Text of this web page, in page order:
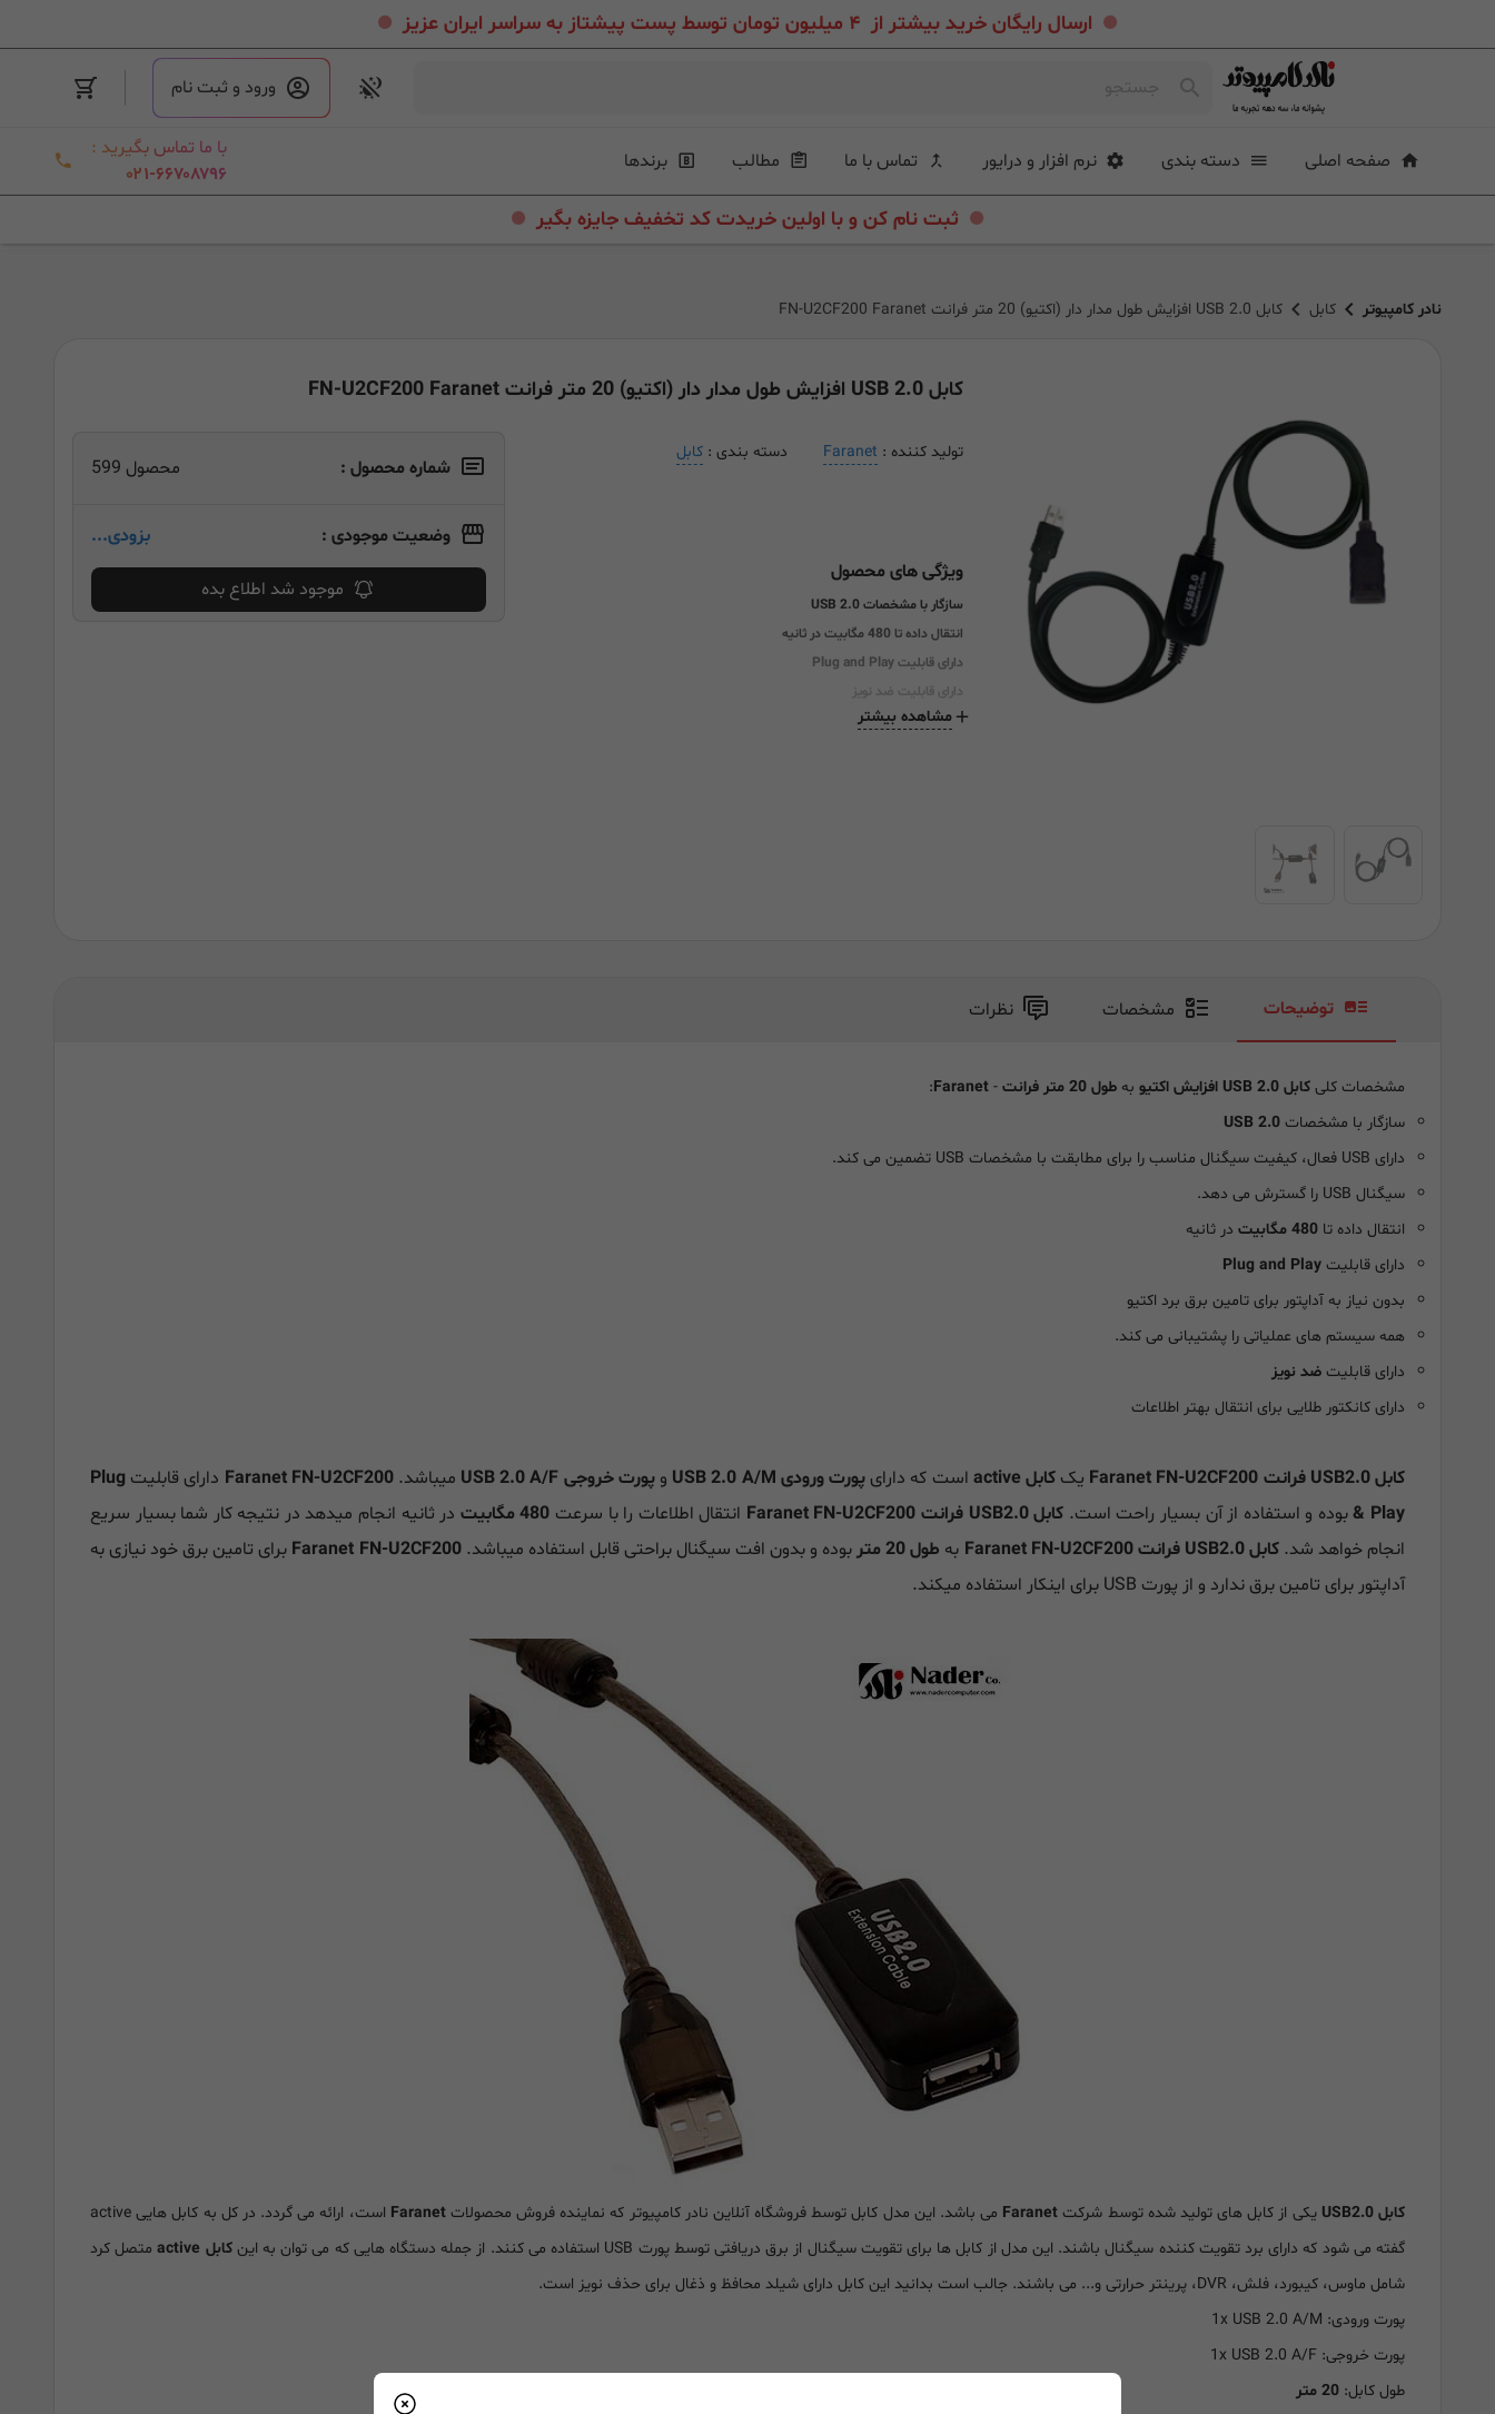
ارسال رایگان خرید بیشتر از ۴ میلیون تومان توسط پست پیشتاز به سراسر ایران عزیز
ورود و ثبت نام
صفحه اصلی دسته بندی نرم افزار و درایور تماس با ما مطالب برندها
با ما تماس بگیرید :
۰۲۱-۶۶۷۰۸۷۹۶
. ثبت نام کن و با اولین خریدت کد تخفیف جایزه بگیر .
نادر کامپیوتر کابل کابل USB 2.0 افزایش طول مدار دار (اکتیو) 20 متر فرانت FN-U2CF200 Faranet
کابل USB 2.0 افزایش طول مدار دار (اکتیو) 20 متر فرانت FN-U2CF200 Faranet
تولید کننده : Faranet دسته بندی : کابل
ویژگی های محصول
سازگار با مشخصات USB 2.0
انتقال داده تا 480 مگابیت در ثانیه
دارای قابلیت Plug and Play
دارای قابلیت ضد نویز
مشاهده بیشتر
شماره محصول : محصول 599
وضعیت موجودی : بزودی...
موجود شد اطلاع بده
توضیحات مشخصات نظرات
مشخصات کلی کابل USB 2.0 افزایش اکتیو به طول 20 متر فرانت -
Faranet
:
سازگار با مشخصات USB 2.0
دارای USB فعال، کیفیت سیگنال مناسب را برای مطابقت با مشخصات USB تضمین می کند.
سیگنال USB را گسترش می دهد.
انتقال داده تا 480 مگابیت
در ثانیه
دارای قابلیت Plug and Play
بدون نیاز به آداپتور برای تامین برق برد اکتیو
همه سیستم های عملیاتی را پشتیبانی می کند.
دارای قابلیت ضد نویز
دارای کانکتور طلایی برای انتقال بهتر اطلاعات
کابل USB2.0 فرانت Faranet FN-U2CF200 یککابل active است که دارای پورت ورودی USB 2.0 A/M وپورت خروجی USB 2.0 A/F میباشد.Faranet FN-U2CF200 دارای قابلیت Plug
& Playبوده و استفاده از آن بسیار راحت است. کابل USB2.0 فرانت Faranet FN-U2CF200 انتقال اطلاعات را با سرعت 480 مگابیت
در ثانیه انجام میدهد در نتیجه کار شما بسیار سریع
انجام خواهد شد.کابل USB2.0 فرانت Faranet FN-U2CF200 به طول 20 متر بوده و بدون افت سیگنال براحتی قابل استفاده میباشد.Faranet FN-U2CF200 برای تامین برق خود نیازی به
آداپتور برای تامین برق ندارد و از پورت USB برای اینکار استفاده میکند.
کابل USB2.0 یکی از کابل های تولید شده توسط شرکت Faranet می باشد. این مدل کابل توسط فروشگاه آنلاین نادر کامپیوتر که نماینده فروش محصولاتFaranet
است، ارائه می گردد. در کل به کابل هایی active
گفته می شود که دارای برد تقویت کننده سیگنال باشند. این مدل از کابل ها برای تقویت سیگنال از برق دریافتی توسط پورت USB استفاده می کنند. از جمله دستگاه هایی که می توان به این
کابل active
متصل کرد
شامل ماوس، کیبورد، فلش، DVR، پرینتر حرارتی و... می باشند. جالب است بدانید این کابل دارای شیلد محافظ و ذغال برای حذف نویز است.
پورت ورودی: 1x USB 2.0 A/M
پورت خروجی: 1x USB 2.0 A/F
طول کابل: 20 متر